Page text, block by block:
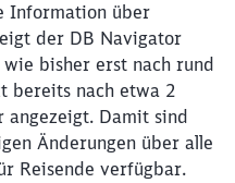
Information über
der DB Navigator
bisher erst nach rund
bereits nach etwa 2
angezeigt. Damit sind
Änderungen über alle
Reisende verfügbar.